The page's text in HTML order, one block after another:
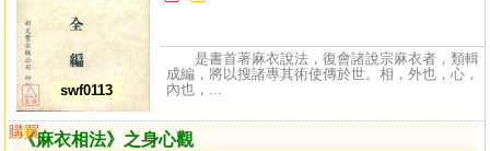
swf0113
是書首著麻衣說法，復會諸說宗麻衣者，類輯
成編，將以搜諸專其術使傳於世。相，外也，心，
內也，...
《麻衣相法》之身心觀
購買
比較